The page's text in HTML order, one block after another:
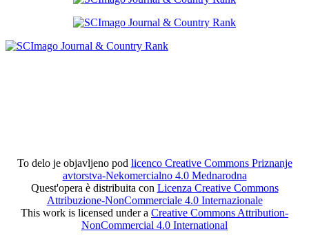
To delo je objavljeno pod licenco Creative Commons Priznanje
avtorstva-Nekomercialno 4.0 Mednarodna
Quest'opera è distribuita con Licenza Creative Commons
Attribuzione-NonCommerciale 4.0 Internazionale
This work is licensed under a Creative Commons Attribution-
NonCommercial 4.0 International